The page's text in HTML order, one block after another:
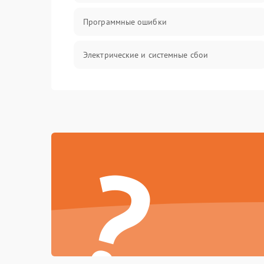
Программные ошибки
Электрические и системные сбои
Система охлаждения
?